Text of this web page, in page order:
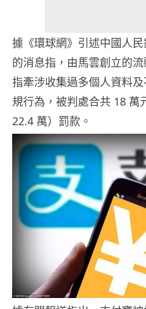
據《環球網》引述中國人
的消息指，由馬雲創立的
指牽涉收集過多個人資料
規行為，被判處合共 18 萬
22.4 萬）罰款。